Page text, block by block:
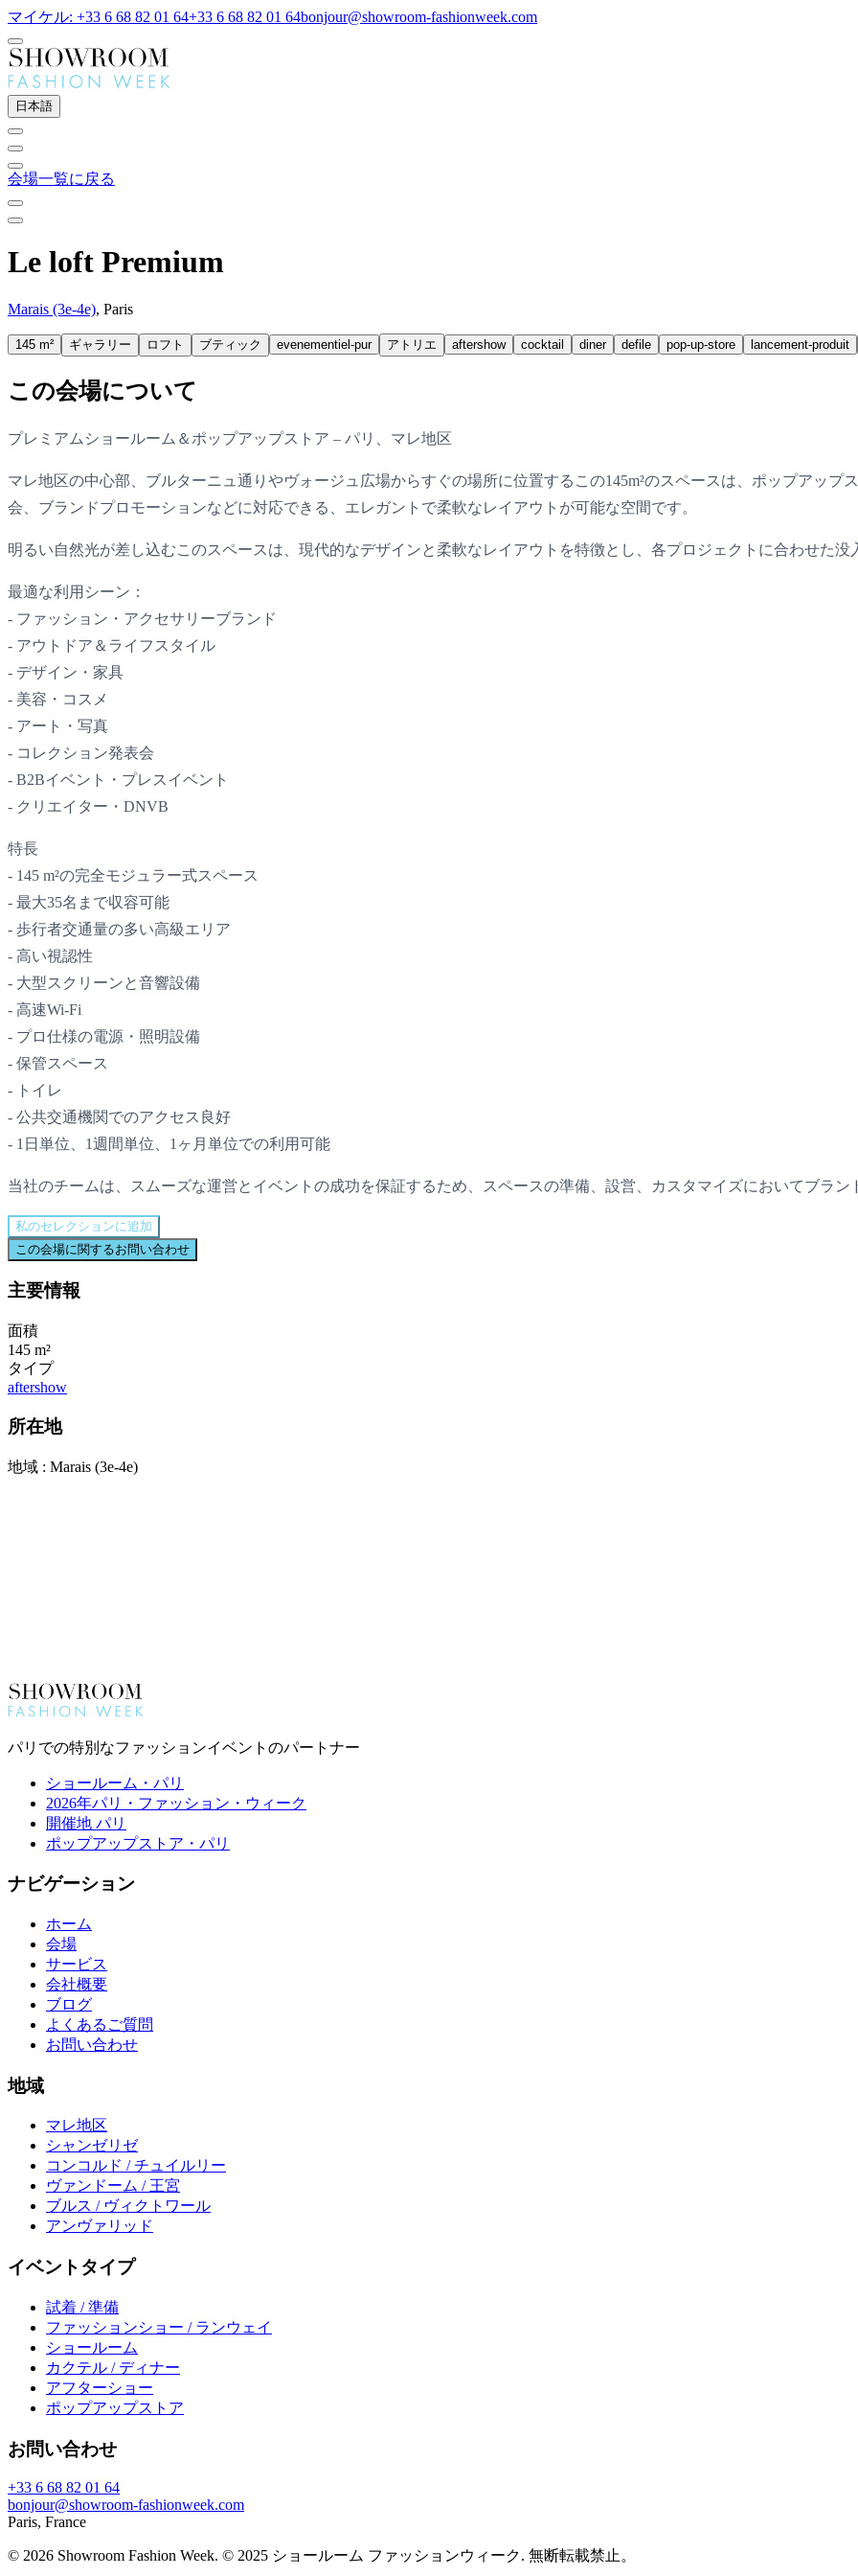
マイケル: +33 6 68 82 01 64+33 6 68 82 01 64bonjour@showroom-fashionweek.com
日本語
会場一覧に戻る
Le loft Premium
Marais (3e-4e), Paris
145 m² ギャラリー ロフト ブティック evenementiel-pur アトリエ aftershow cocktail diner defile pop-up-store lancement-produit
この会場について
プレミアムショールーム＆ポップアップストア – パリ、マレ地区
マレ地区の中心部、ブルターニュ通りやヴォージュ広場からすぐの場所に位置するこの145m²のスペースは、ポップアッ
会、ブランドプロモーションなどに対応できる、エレガントで柔軟なレイアウトが可能な空間です。
明るい自然光が差し込むこのスペースは、現代的なデザインと柔軟なレイアウトを特徴とし、各プロジェクトに合わせた没
最適な利用シーン：
- ファッション・アクセサリーブランド
- アウトドア＆ライフスタイル
- デザイン・家具
- 美容・コスメ
- アート・写真
- コレクション発表会
- B2Bイベント・プレスイベント
- クリエイター・DNVB
特長
- 145 m²の完全モジュラー式スペース
- 最大35名まで収容可能
- 歩行者交通量の多い高級エリア
- 高い視認性
- 大型スクリーンと音響設備
- 高速Wi-Fi
- プロ仕様の電源・照明設備
- 保管スペース
- トイレ
- 公共交通機関でのアクセス良好
- 1日単位、1週間単位、1ヶ月単位での利用可能
当社のチームは、スムーズな運営とイベントの成功を保証するため、スペースの準備、設営、カスタマイズにおいてブラン
私のセレクションに追加
この会場に関するお問い合わせ
主要情報
面積
145 m²
タイプ
aftershow
所在地
地域 : Marais (3e-4e)
パリでの特別なファッションイベントのパートナー
ショールーム・パリ
2026年パリ・ファッション・ウィーク
開催地 パリ
ポップアップストア・パリ
ナビゲーション
ホーム
会場
サービス
会社概要
ブログ
よくあるご質問
お問い合わせ
地域
マレ地区
シャンゼリゼ
コンコルド / チュイルリー
ヴァンドーム / 王宮
ブルス / ヴィクトワール
アンヴァリッド
イベントタイプ
試着 / 準備
ファッションショー / ランウェイ
ショールーム
カクテル / ディナー
アフターショー
ポップアップストア
お問い合わせ
+33 6 68 82 01 64
bonjour@showroom-fashionweek.com
Paris, France
© 2026 Showroom Fashion Week. © 2025 ショールーム ファッションウィーク. 無断転載禁止。